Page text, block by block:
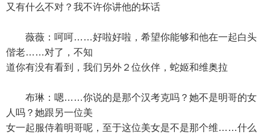
又有什么不对？我不许你讲他的坏话
薇薇：呵呵……好啦好啦，希望你能够和他在一起白头
偕老……对了，不知
道你有没有看到，我们另外２位伙伴，蛇姬和维奥拉
布琳：嗯……你说的是那个汉考克吗？她不是明哥的女
人吗？她跟另一位美
女一起服侍着明哥呢，至于这位美女是不是那个维……什么